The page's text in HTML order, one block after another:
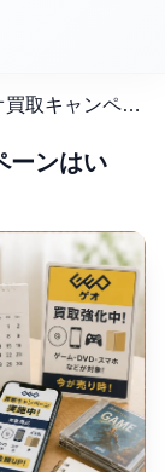
【2026年最新】ゲオ買取キャンペーンはいつ？｜対象と活用法
ーンはい